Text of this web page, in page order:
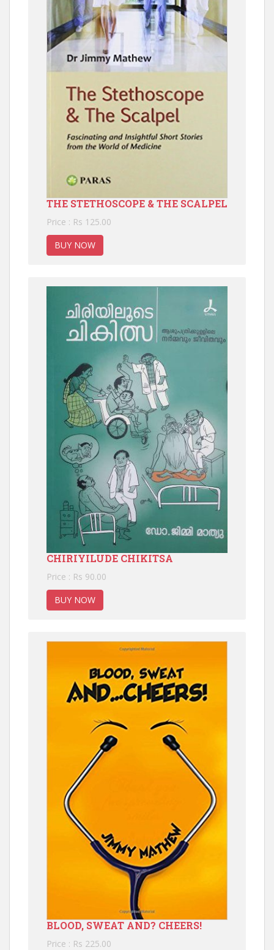
THE STETHOSCOPE & THE SCALPEL
Price : Rs 125.00
BUY NOW
CHIRIYILUDE CHIKITSA
Price : Rs 90.00
BUY NOW
BLOOD, SWEAT AND? CHEERS!
Price : Rs 225.00